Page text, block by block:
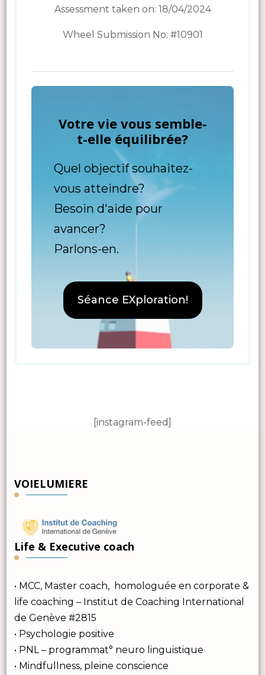
Assessment taken on: 18/04/2024
Wheel Submission No: #10901
Votre vie vous semble-
t-elle équilibrée?
Quel objectif souhaitez-
vous atteindre?
Besoin d'aide pour
avancer?
Parlons-en.
Séance EXploration!
[instagram-feed]
VOIELUMIERE
Life & Executive coach
• MCC, Master coach, homologuée en corporate &
life coaching – Institut de Coaching International
de Genève #2815
• Psychologie positive
• PNL – programmat° neuro linguistique
• Mindfullness, pleine conscience